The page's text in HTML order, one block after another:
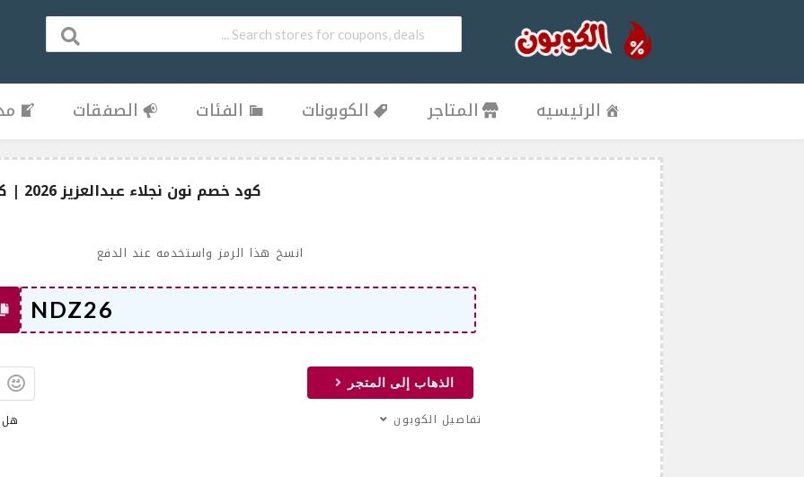
الرئيسيه المتاجر الكوبونات الفئات الصفقات
كود خصم نون نجلاء عبدالعزيز 2026 | كوبون نون المفعّل الآن
انسخ هذا الرمز واستخدمه عند الدفع
هل
الذهاب إلى المتجر
تفاصيل الكوبون